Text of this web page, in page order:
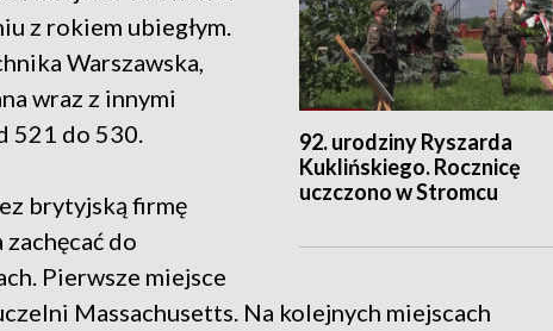
92. urodziny Ryszarda
Kuklińskiego. Rocznicę
uczczono w Stromcu
z rokiem ubiegłym.
Warszawska,
wraz z innymi
521 do 530.
brytyjską firmę
zachęcać do
Pierwsze miejsce
Massachusetts. Na kolejnych miejscach